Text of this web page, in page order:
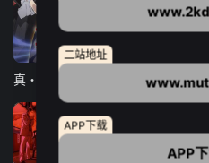
12集全
东京猫猫
二站地址
APP下载
APP